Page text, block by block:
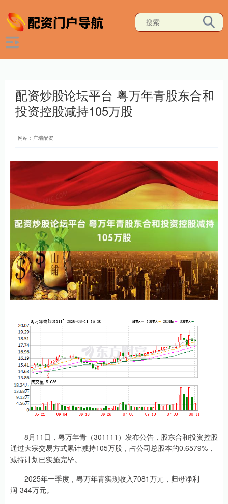
配资炒股论坛平台 粤万年青股东合和
投资控股减持105万股
网站：广瑞配资
8月11日，粤万年青（301111）发布公告，股东合和投资控股
通过大宗交易方式累计减持105万股，占公司总股本的0.6579%，
减持计划已实施完毕。
2025年一季度，粤万年青实现收入7081万元，归母净利
润-344万元。